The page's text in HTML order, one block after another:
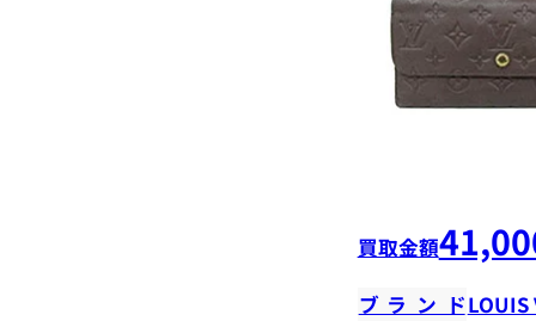
買取金額
ブランドLOUIS